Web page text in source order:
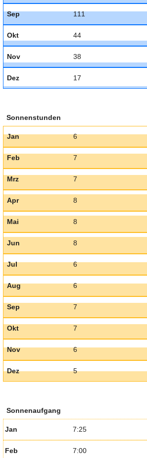
Sep 111
Okt 44
Nov 38
Dez 17
Sonnenstunden
Jan 6
Feb 7
Mrz 7
Apr 8
Mai 8
Jun 8
Jul 6
Aug 6
Sep 7
Okt 7
Nov 6
Dez 5
Sonnenaufgang
Jan 7:25
Feb 7:00